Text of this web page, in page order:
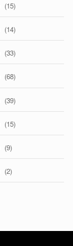
(15)
(14)
(33)
(68)
(39)
(15)
(9)
(2)